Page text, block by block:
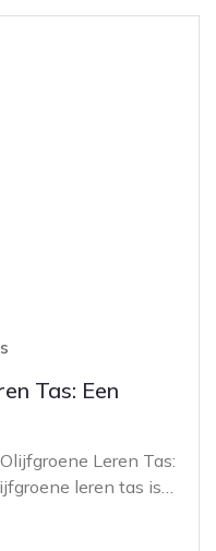
Tas: Een
Leren Tas:
leren tas is…